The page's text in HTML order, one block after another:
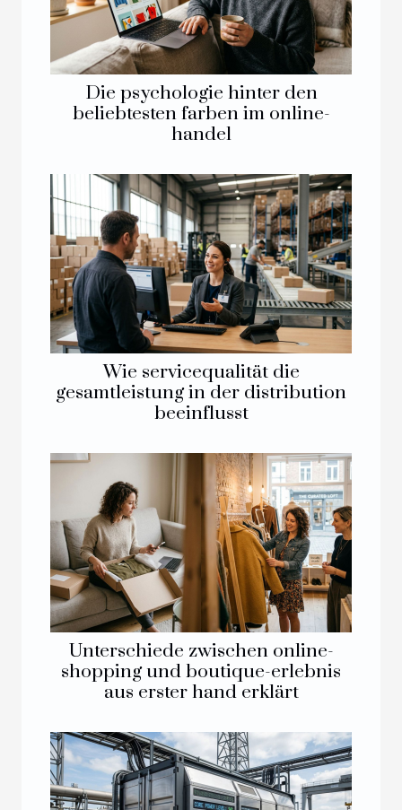
Die psychologie hinter den
beliebtesten farben im online-
handel
Wie servicequalität die
gesamtleistung in der distribution
beeinflusst
Unterschiede zwischen online-
shopping und boutique-erlebnis
aus erster hand erklärt